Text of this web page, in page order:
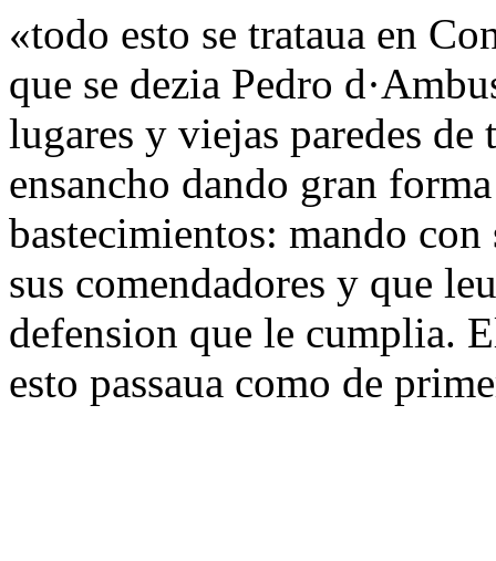
«todo esto se trataua en
que se dezia Pedro
lugares y viejas paredes
ensancho dando gran
bastecimientos: mando
sus comendadores y que
defension que le cumplia.
esto passaua como de